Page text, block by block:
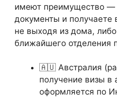
имеют преимущество —
документы и получаете
не выходя из дома,
ближайшего отделения
🇦🇺 Австралия
получение визы в
оформляется по